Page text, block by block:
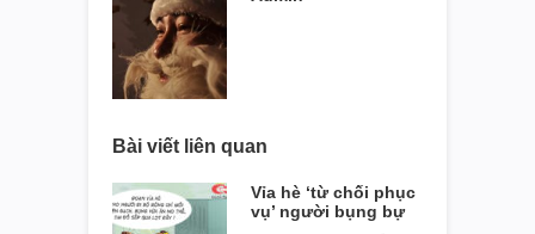
Bài viết liên quan
Vỉa hè ‘từ chối phục
vụ’ người bụng bự